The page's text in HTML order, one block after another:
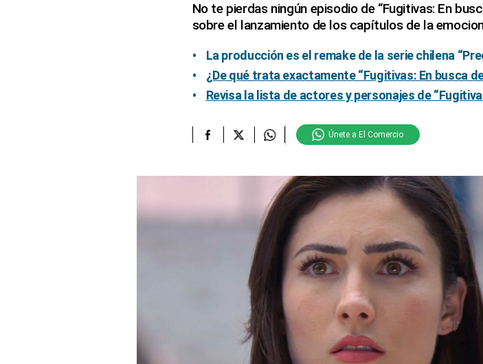
No te pierdas ningún episodio de “Fugitivas: En
sobre el lanzamiento de los capítulos de la
La producción es el remake de la serie chilena
¿De qué trata exactamente “Fugitivas: En busca
Revisa la lista de actores y personajes de
Únete a El Comercio